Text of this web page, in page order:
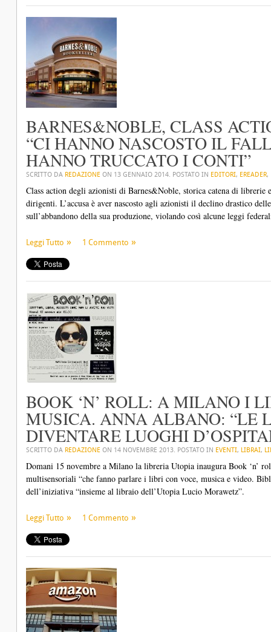
BARNES&NOBLE, CLASS
“CI HANNO NASCOSTO IL
HANNO TRUCCATO I CONTI”
SCRITTO DA REDAZIONE ON 13 GENNAIO 2014. POSTATO IN EDITORI, EREADER,
Class action degli azionisti di Barnes&Noble, storica catena di
dirigenti. L’accusa è aver nascosto agli azionisti il declino drastico
sull’abbandono della sua produzione, violando così alcune leggi
Leggi Tutto 1 Commento
BOOK ‘N’ ROLL: A MILANO I
MUSICA. ANNA ALBANO: “LE
DIVENTARE LUOGHI
SCRITTO DA REDAZIONE ON 14 NOVEMBRE 2013. POSTATO IN EVENTI, LIBRAI,
Domani 15 novembre a Milano la libreria Utopia inaugura Book ‘n’
multisensoriali “che fanno parlare i libri con voce, musica e video.
dell’iniziativa “insieme al libraio dell’Utopia Lucio Morawetz”.
Leggi Tutto 1 Commento